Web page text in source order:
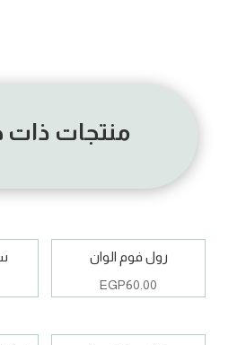
منتجات ذات
رول فوم الوان
EGP60.00